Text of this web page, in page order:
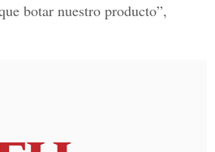
botar nuestro producto”,